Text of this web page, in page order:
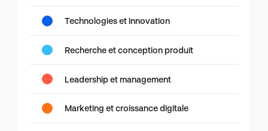
Technologies et innovation
Recherche et conception produit
Leadership et management
Marketing et croissance digitale